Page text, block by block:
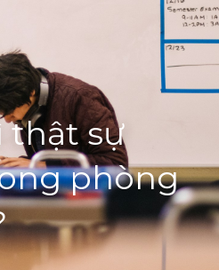
thật sự
phòng